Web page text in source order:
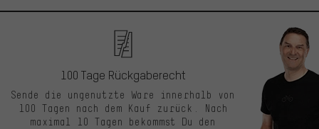
100 Tage Rückgaberecht
Sende die ungenutzte Ware innerhalb von
100 Tagen nach dem Kauf zurück. Nach
maximal 10 Tagen bekommst Du den